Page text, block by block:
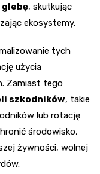
glebę, skutkując
ekosystemy.
tych
użycia
Zamiast tego
szkodników, takie
lub rotację
środowisko,
żywności, wolnej